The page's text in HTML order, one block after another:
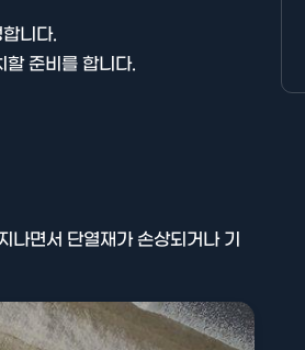
니다.
할 준비를 합니다.
나면서 단열재가 손상되거나 기